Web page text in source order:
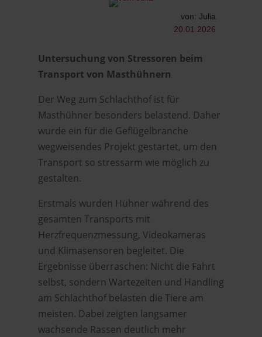
von: Julia
20.01.2026
Untersuchung von Stressoren beim
Transport von Masthühnern
Der Weg zum Schlachthof ist für
Masthühner besonders belastend. Daher
wurde ein für die Geflügelbranche
wegweisendes Projekt gestartet, um den
Transport so stressarm wie möglich zu
gestalten.
Erstmals wurden Hühner während des
gesamten Transports mit
Herzfrequenzmessung, Videokameras
und Klimasensoren begleitet. Die
Ergebnisse überraschen: Nicht die Fahrt
selbst, sondern Wartezeiten und Handling
am Schlachthof belasten die Tiere am
meisten. Dabei zeigten langsamer
wachsende Rassen deutlich mehr